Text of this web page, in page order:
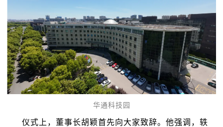
华通科技园
仪式上，董事长胡颖首先向大家致辞。他强调，轶